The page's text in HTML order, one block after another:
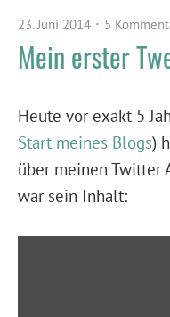
23. Juni 2014 5
Mein erster
Heute vor exakt 5
Start meines Blogs)
über meinen Twitter
war sein Inhalt: